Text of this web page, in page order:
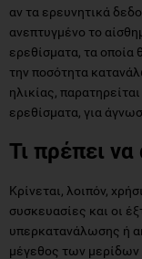
αν τα ερευνητικά
ανεπτυγμένο το
ερεθίσματα, τα οποία
την ποσότητα
ηλικίας,
ερεθίσματα, για
Τι πρέπει
Κρίνεται, λοιπόν,
συσκευασίες και οι
υπερκατανάλωσης ή
μέγεθος των